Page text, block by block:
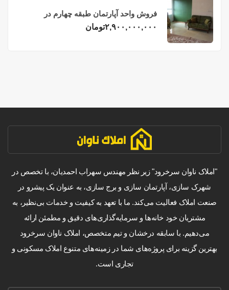
فروش واحد آپارتمان طبقه چهارم در
فریدونکنار
۲,۹۰۰,۰۰۰,۰۰۰تومان
"املاک ناوان سرخرود" زیر نظر مهندس سهراب احمدیان، با تخصص در
شهرک سازی، آپارتمان سازی و برج سازی، به عنوان یک پیشرو در
صنعت املاک فعالیت می‌کند. ما با تعهد به کیفیت و خدمات بی‌نظیر، به
مشتریان خود خانه‌ها و سرمایه‌گذاری‌های دقیق و مطمئن ارائه
می‌دهیم. با سابقه درخشان و تیم متخصص، املاک ناوان سرخرود
بهترین گزینه برای پروژه‌های شما در زمینه‌های متنوع املاک مسکونی و
تجاری است.